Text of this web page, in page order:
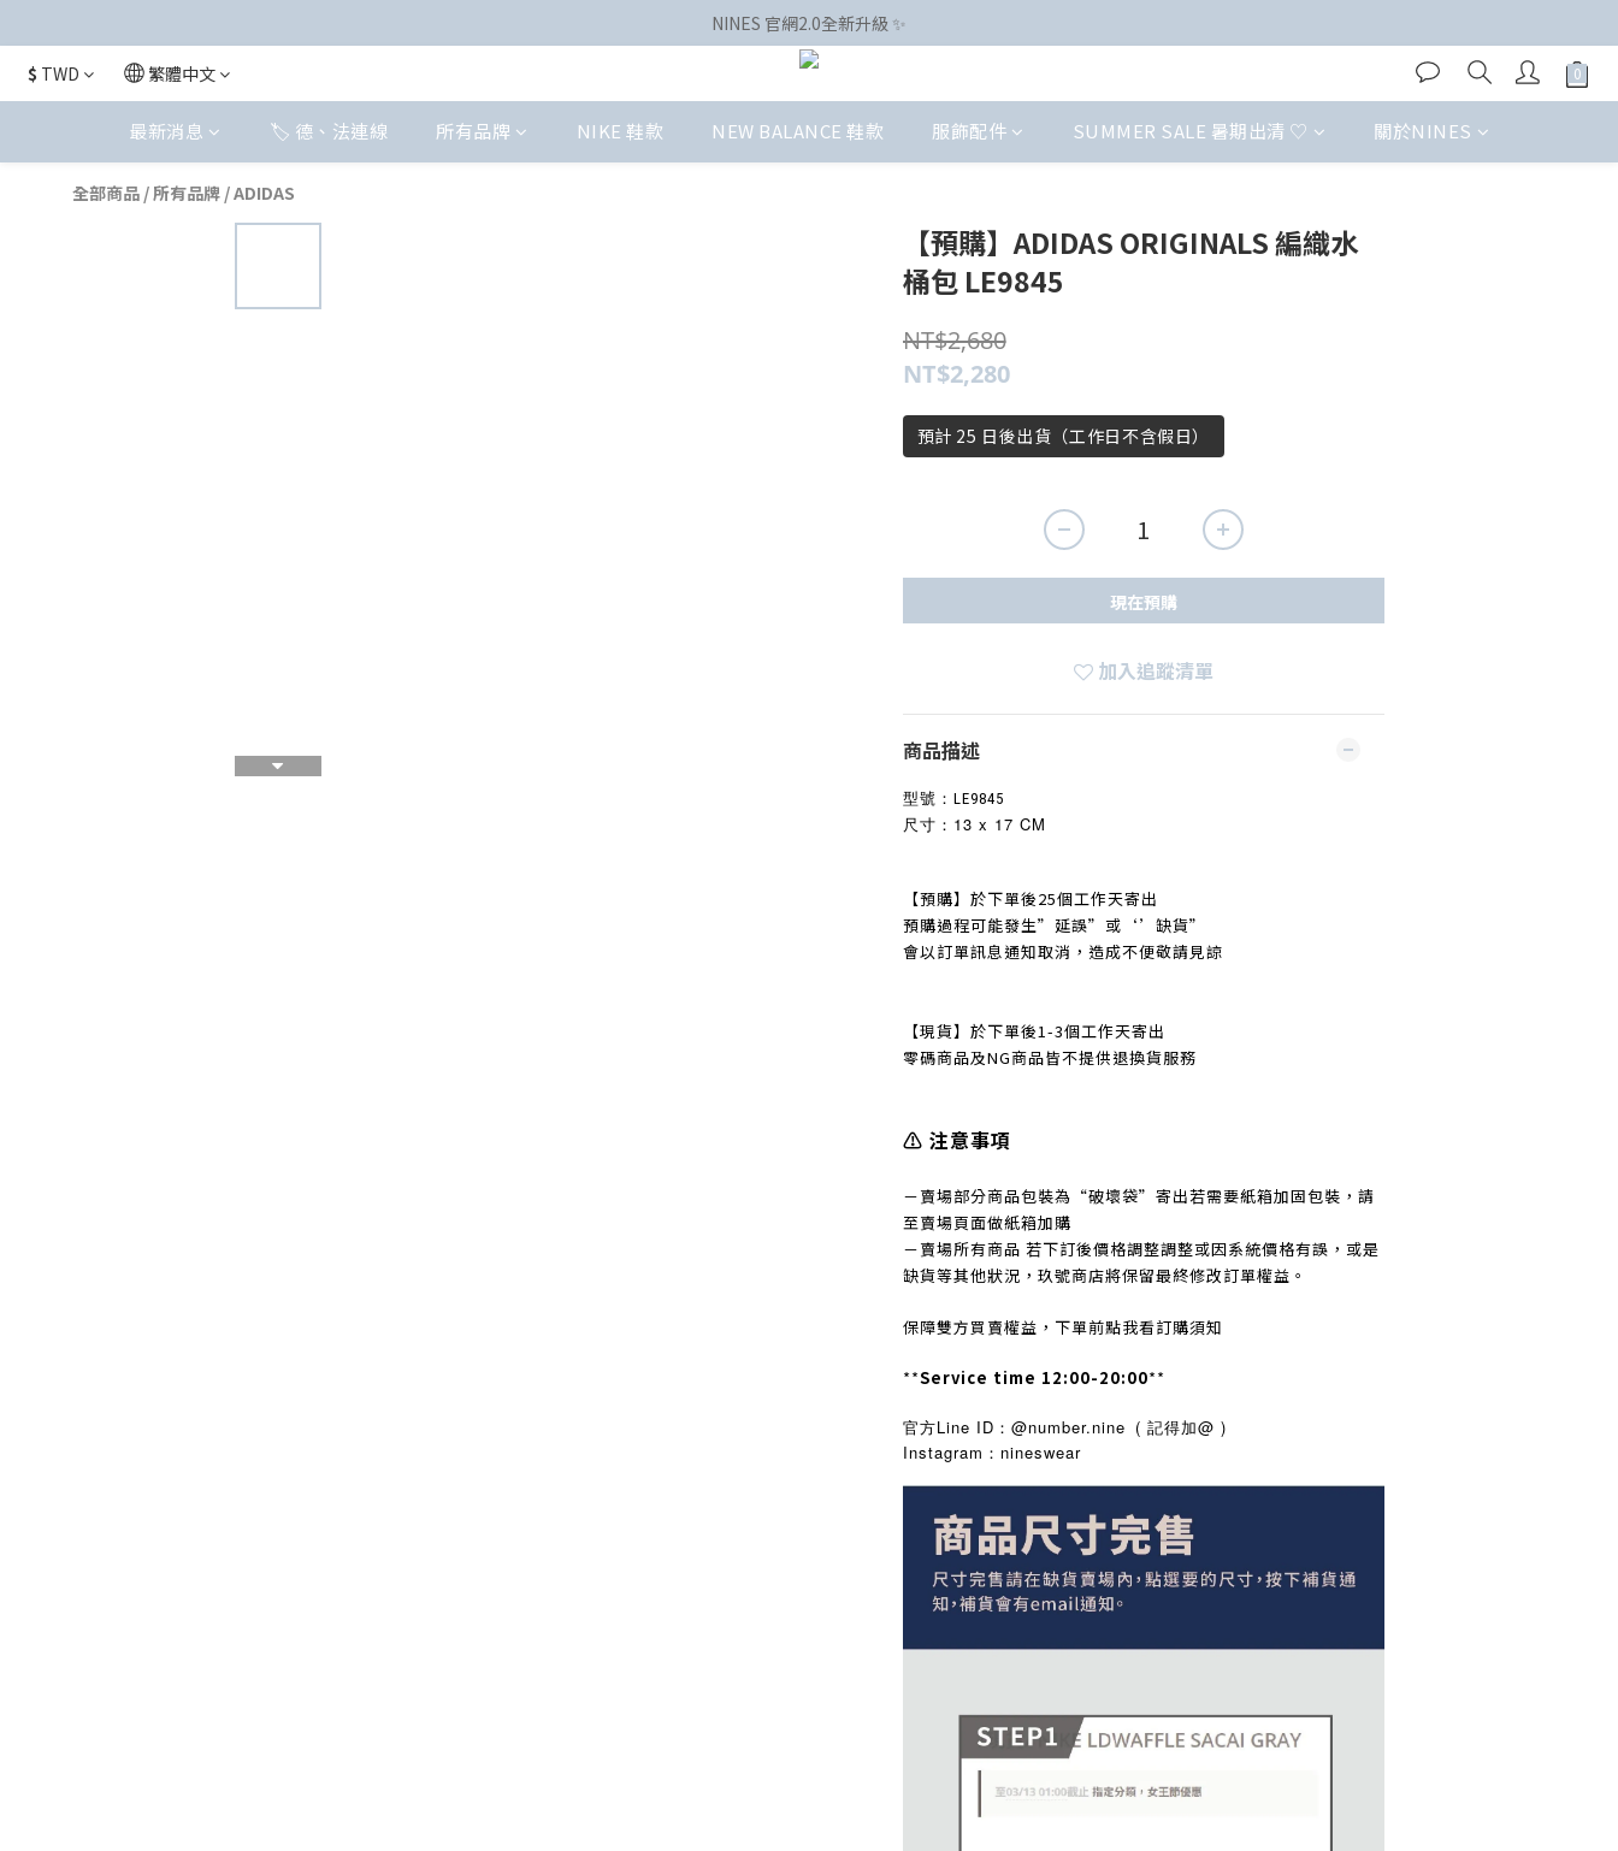
NINES 官網2.0全新升級 ✨
$ TWD 繁體中文
最新消息 🏷️ 德、法連線 所有品牌 NIKE 鞋款 NEW BALANCE 鞋款 服飾配件 SUMMER SALE 暑期出清 ♡ 關於NINES
全部商品 /所有品牌 /ADIDAS
【預購】ADIDAS ORIGINALS 編織水
桶包 LE9845
NT$2,680
NT$2,280
預計 25 日後出貨（工作日不含假日）
現在預購
加入追蹤清單
商品描述
型號： LE9845
尺寸：13 x 17 CM
【預購】於下單後25個工作天寄出
預購過程可能發生” 延誤” 或‘’缺貨”
會以訂單訊息通知取消，造成不便敬請見諒
【現貨】於下單後1-3個工作天寄出
零碼商品及NG商品皆不提供退換貨服務
⚠️ 注意事項
－賣場部分商品包裝為“破壞袋”寄出若需要紙箱加固包裝，請
至賣場頁面做紙箱加購
－賣場所有商品 若下訂後價格調整調整或因系統價格有誤，或是
缺貨等其他狀況，玖號商店將保留最終修改訂單權益。
保障雙方買賣權益，下單前點我看訂購須知
**Service time 12:00-20:00**
官方Line ID：@number.nine ( 記得加@ )
Instagram ： nineswear